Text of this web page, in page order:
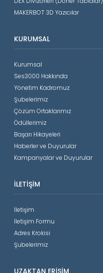
MAKERBOT 3D Yazıcılar
KURUMSAL
Kurumsal
Ses3000 Hakkında
Yönetim Kadromuz
Şubelerimiz
Çözüm Ortaklarımız
Ödüllerimiz
Başarı Hikayeleri
Haberler ve Duyurular
Kampanyalar ve Duyurular
İLETIŞIM
İletişim
İletişim Formu
Adres Krokisi
Şubelerimiz